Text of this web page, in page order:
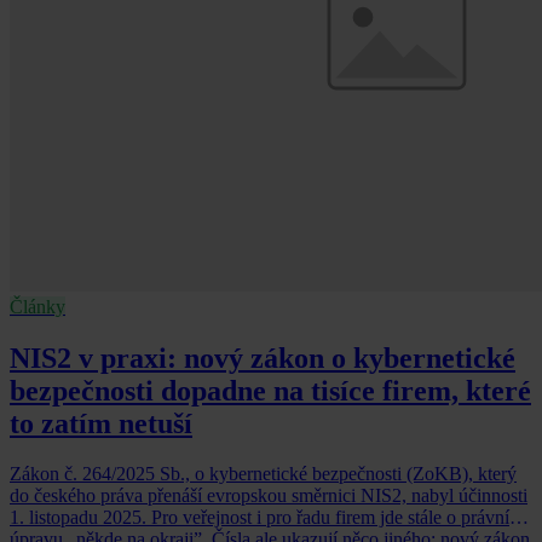
Články
NIS2 v praxi: nový zákon o kybernetické
bezpečnosti dopadne na tisíce firem, které
to zatím netuší
Zákon č. 264/2025 Sb., o kybernetické bezpečnosti (ZoKB), který
do českého práva přenáší evropskou směrnici NIS2, nabyl účinnosti
1. listopadu 2025. Pro veřejnost i pro řadu firem jde stále o právní